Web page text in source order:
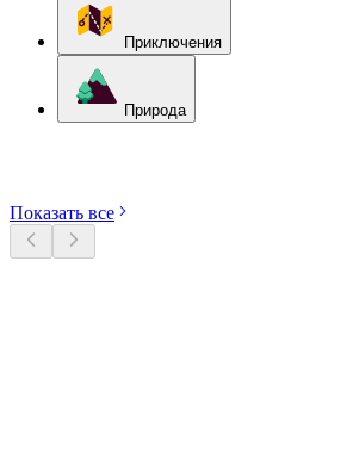
Приключения
Природа
Показать все